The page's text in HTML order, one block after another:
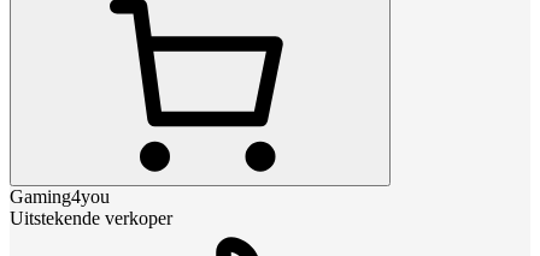
Gaming4you
Uitstekende verkoper